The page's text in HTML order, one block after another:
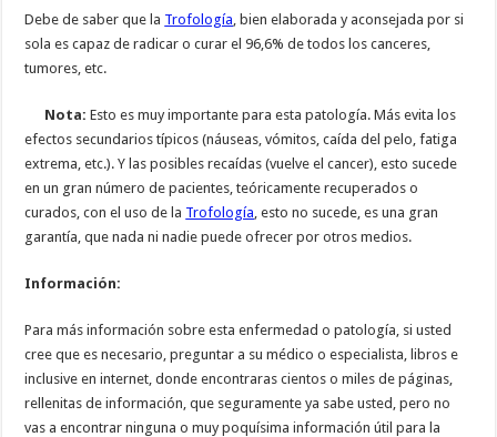
Debe de saber que la Trofología , bien elaborada y aconsejada por si
sola es capaz de radicar o curar el 96,6% de todos los canceres,
tumores, etc.
Nota:Esto es muy importante para esta patología. Más evita los
efectos secundarios típicos (náuseas, vómitos, caída del pelo, fatiga
extrema, etc.). Y las posibles recaídas (vuelve el cancer), esto sucede
en un gran número de pacientes, teóricamente recuperados o
curados, con el uso de la Trofología , esto no sucede, es una gran
garantía, que nada ni nadie puede ofrecer por otros medios.
Información:
Para más información sobre esta enfermedad o patología, si usted
cree que es necesario, preguntar a su médico o especialista, libros e
inclusive en internet, donde encontraras cientos o miles de páginas,
rellenitas de información, que seguramente ya sabe usted, pero no
vas a encontrar ninguna o muy poquísima información útil para la